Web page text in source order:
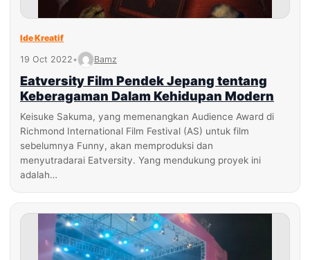
Ide Kreatif
19 Oct 2022• Bamz
Eatversity Film Pendek Jepang tentang
Keberagaman Dalam Kehidupan Modern
Keisuke Sakuma, yang memenangkan Audience Award di
Richmond International Film Festival (AS) untuk film
sebelumnya Funny, akan memproduksi dan
menyutradarai Eatversity. Yang mendukung proyek ini
adalah…